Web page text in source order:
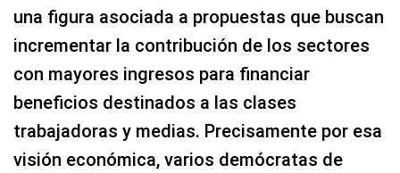
una figura asociada a propuestas que buscan
incrementar la contribución de los sectores
con mayores ingresos para financiar
beneficios destinados a las clases
trabajadoras y medias. Precisamente por esa
visión económica, varios demócratas de